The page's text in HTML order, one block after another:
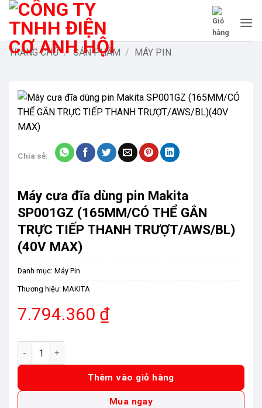
Bỏ
qua
dungTRANG CHỦ / SẢN PHẨM / MÁY PIN
Chia sẻ:
Máy cưa đĩa dùng pin Makita
SP001GZ (165MM/CÓ THỂ GẮN
TRỰC TIẾP THANH TRƯỢT/AWS/BL)
(40V MAX)
Danh mục: Máy Pin
Thương hiệu: MAKITA
7.794.360 ₫
Máy cưa đĩa dùng pin Makita SP001GZ (165MM/CÓ THỂ
Thêm vào giỏ hàng
Mua ngay